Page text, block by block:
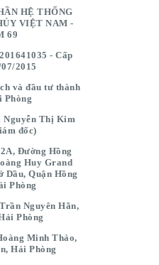
HỆ THỐNG
VIỆT NAM -
69
- Cấp
2015
và đầu tư thành
Phòng
Thị Kim
đốc)
Đường Hồng
Huy Grand
Dầu, Quận Hồng
Phòng
Nguyên Hãn,
Phòng
Minh Thảo,
Hải Phòng